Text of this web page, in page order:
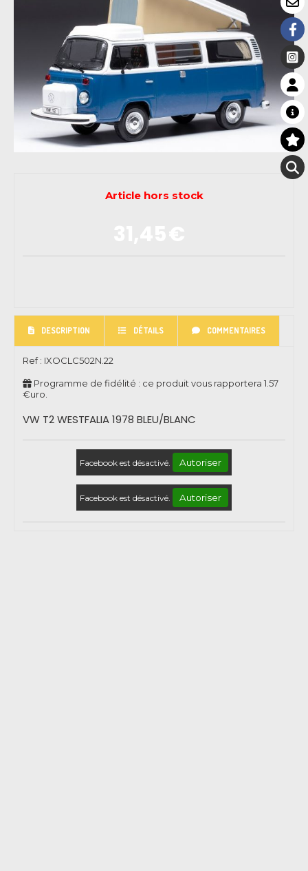
Article hors stock
DESCRIPTION DÉTAILS COMMENTAIRES
Ref : IXOCLC502N.22
Programme de fidélité : ce produit vous rapportera 1.57
€uro.
VW T2 WESTFALIA 1978 BLEU/BLANC
Facebook est désactivé. Autoriser
Facebook est désactivé. Autoriser